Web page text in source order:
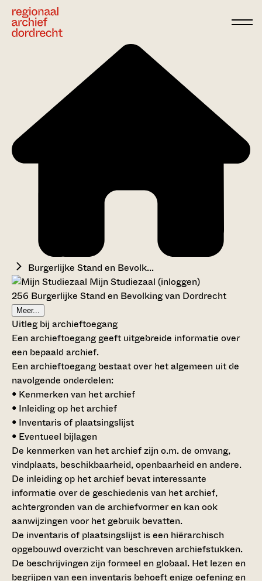
Burgerlijke Stand en Bevolk...
Mijn Studiezaal (inloggen)
256 Burgerlijke Stand en Bevolking van Dordrecht
Meer...
Uitleg bij archieftoegang
Een archieftoegang geeft uitgebreide informatie over
een bepaald archief.
Een archieftoegang bestaat over het algemeen uit de
navolgende onderdelen:
• Kenmerken van het archief
• Inleiding op het archief
• Inventaris of plaatsingslijst
• Eventueel bijlagen
De kenmerken van het archief zijn o.m. de omvang,
vindplaats, beschikbaarheid, openbaarheid en andere.
De inleiding op het archief bevat interessante
informatie over de geschiedenis van het archief,
achtergronden van de archiefvormer en kan ook
aanwijzingen voor het gebruik bevatten.
De inventaris of plaatsingslijst is een hiërarchisch
opgebouwd overzicht van beschreven archiefstukken.
De beschrijvingen zijn formeel en globaal. Het lezen en
begrijpen van een inventaris behoeft enige oefening en